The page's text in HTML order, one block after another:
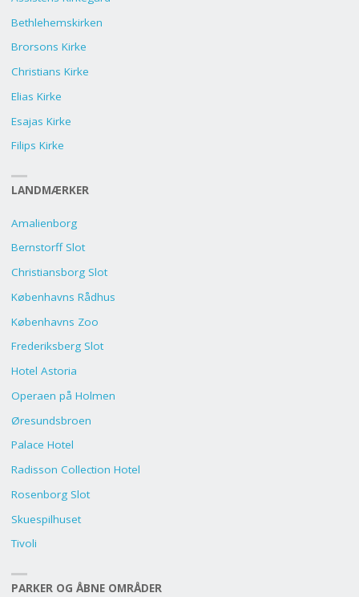
Bethlehemskirken
Brorsons Kirke
Christians Kirke
Elias Kirke
Esajas Kirke
Filips Kirke
LANDMÆRKER
Amalienborg
Bernstorff Slot
Christiansborg Slot
Københavns Rådhus
Københavns Zoo
Frederiksberg Slot
Hotel Astoria
Operaen på Holmen
Øresundsbroen
Palace Hotel
Radisson Collection Hotel
Rosenborg Slot
Skuespilhuset
Tivoli
PARKER OG ÅBNE OMRÅDER